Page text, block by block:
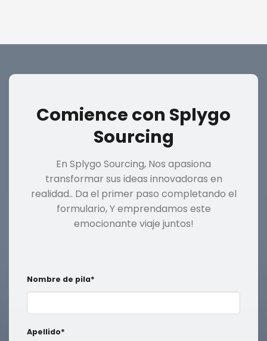
Comience con Splygo
Sourcing
En Splygo Sourcing, Nos apasiona
transformar sus ideas innovadoras en
realidad.. Da el primer paso completando el
formulario, Y emprendamos este
emocionante viaje juntos!
Nombre de pila*
Apellido*